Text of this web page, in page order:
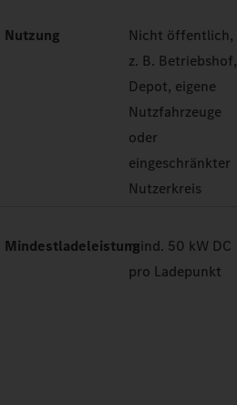
Nutzung
Nicht öffentlich,
z. B. Betriebshof,
Depot, eigene
Nutzfahrzeuge
oder
eingeschränkter
Nutzerkreis
Mindestladeleistungmind. 50 kW DC
pro Ladepunkt